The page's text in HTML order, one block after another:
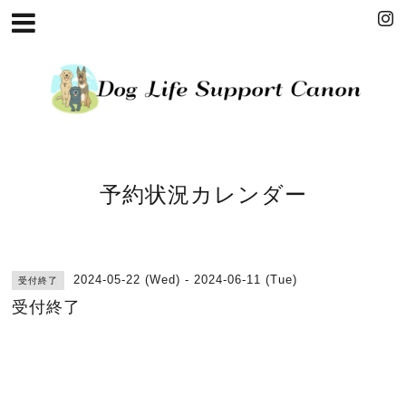
予約状況カレンダー
受付終了 2024-05-22 (Wed) - 2024-06-11 (Tue)
受付終了